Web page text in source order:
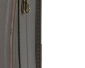
いて
印する文字をア
スペースやドッ